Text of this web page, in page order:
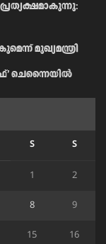
മുഖ്യമന്ത്രി
ചെന്നൈയിൽ
S S
1 2
8 9
15 16